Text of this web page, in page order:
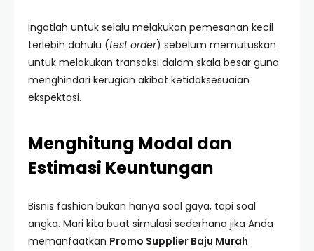
Ingatlah untuk selalu melakukan pemesanan kecil
terlebih dahulu (test order) sebelum memutuskan
untuk melakukan transaksi dalam skala besar guna
menghindari kerugian akibat ketidaksesuaian
ekspektasi.
Menghitung Modal dan
Estimasi Keuntungan
Bisnis fashion bukan hanya soal gaya, tapi soal
angka. Mari kita buat simulasi sederhana jika Anda
memanfaatkan Promo Supplier Baju Murah